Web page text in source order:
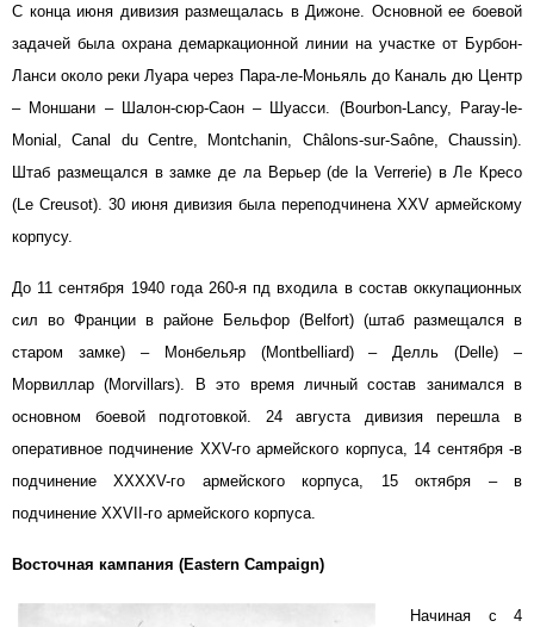
С конца июня дивизия размещалась в Дижоне. Основной ее боевой
задачей была охрана демаркационной линии на участке от Бурбон-
Ланси около реки Луара через Пара-ле-Моньяль до Каналь дю Центр
– Моншани – Шалон-сюр-Саон – Шуасси. (Bourbon-Lancy, Paray-le-
Monial, Canal du Centre, Montchanin, Châlons-sur-Saône, Chaussin).
Штаб размещался в замке де ла Верьер (de la Verrerie) в Ле Кресо
(Le Creusot). 30 июня дивизия была переподчинена XXV армейскому
корпусу.
До 11 сентября 1940 года 260-я пд входила в состав оккупационных
сил во Франции в районе Бельфор (Belfort) (штаб размещался в
старом замке) – Монбельяр (Montbelliard) – Делль (Delle) –
Морвиллар (Morvillars). В это время личный состав занимался в
основном боевой подготовкой. 24 августа дивизия перешла в
оперативное подчинение XXV-го армейского корпуса, 14 сентября -в
подчинение XXXXV-го армейского корпуса, 15 октября – в
подчинение XXVII-го армейского корпуса.
Восточная кампания (Eastern Campaign)
Начиная с 4